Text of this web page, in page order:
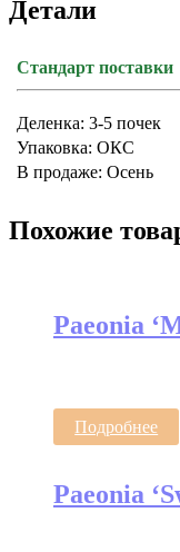
Детали
Стандарт поставки
Деленка: 3-5 почек
Упаковка: ОКС
В продаже: Осень
Похожие
Paeonia
Подробнее
Paeonia